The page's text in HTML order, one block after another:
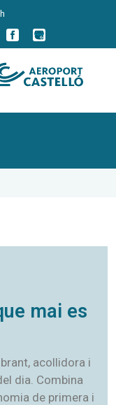
mai es
acollidora i
dia. Combina
de primera i